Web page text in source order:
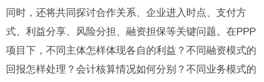
同时，还将共同探讨合作关系、企业进入时点、支付方
式、利益分享、风险分担、融资担保等关键问题。在PPP
项目下，不同主体怎样体现各自的利益？不同融资模式的
回报怎样处理？会计核算情况如何分别？不同业务模式的